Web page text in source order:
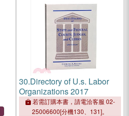
30.Directory of U.s. Labor
Organizations 2017
若需訂購本書，請電洽客服 02-
25006600[分機130、131]。